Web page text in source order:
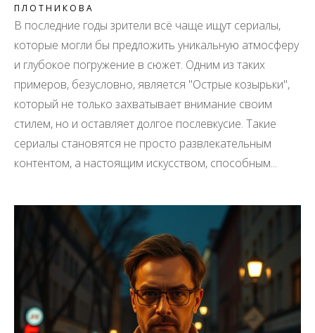
ПЛОТНИКОВА
В последние годы зрители всё чаще ищут сериалы,
которые могли бы предложить уникальную атмосферу
и глубокое погружение в сюжет. Одним из таких
примеров, безусловно, является "Острые козырьки",
который не только захватывает внимание своим
стилем, но и оставляет долгое послевкусие. Такие
сериалы становятся не просто развлекательным
контентом, а настоящим искусством, способным...